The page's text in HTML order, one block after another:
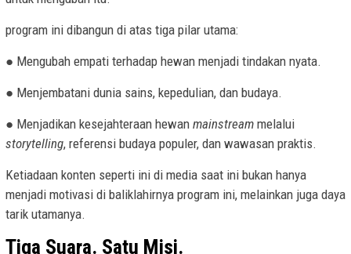
program ini dibangun di atas tiga pilar utama:
● Mengubah empati terhadap hewan menjadi tindakan nyata.
● Menjembatani dunia sains, kepedulian, dan budaya.
● Menjadikan kesejahteraan hewan mainstream melalui
storytelling, referensi budaya populer, dan wawasan praktis.
Ketiadaan konten seperti ini di media saat ini bukan hanya
menjadi motivasi di baliklahirnya program ini, melainkan juga daya
tarik utamanya.
Tiga Suara. Satu Misi.